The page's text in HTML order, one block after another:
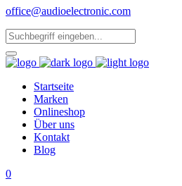
office@audioelectronic.com
Startseite
Marken
Onlineshop
Über uns
Kontakt
Blog
0